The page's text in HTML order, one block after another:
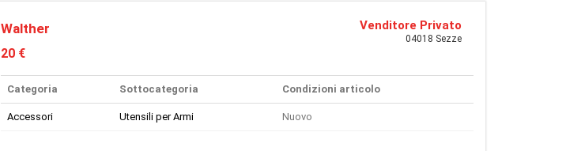
Walther
20 €
Venditore Privato
04018 Sezze
Categoria Sottocategoria Condizioni articolo
Accessori Utensili per Armi Nuovo